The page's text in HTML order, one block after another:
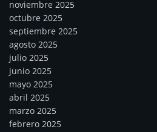
noviembre 2025
octubre 2025
septiembre 2025
agosto 2025
julio 2025
junio 2025
mayo 2025
abril 2025
marzo 2025
febrero 2025